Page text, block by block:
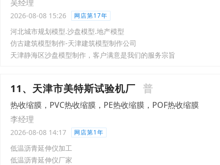
吴经理
2026-08-08 15:26 网店第17年
河北城市规划模型.沙盘模型.地产模型
仿古建筑模型制作-天津建筑模型制作公司
天津静海区沙盘模型制作，客户满意是我们的服务宗旨
11、天津市美特斯试验机厂 普
热收缩膜，PVC热收缩膜，PE热收缩膜，POF热收缩膜
李经理
2026-08-08 14:17 网店第1年
低温沥青延伸仪加工
低温沥青延伸仪厂家